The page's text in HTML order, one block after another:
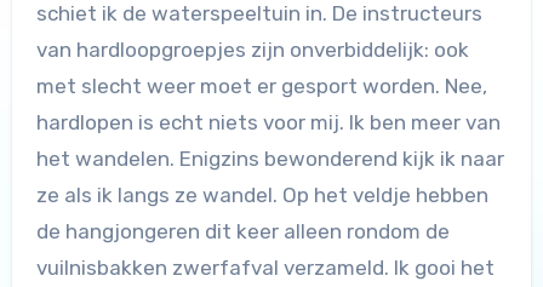
schiet ik de waterspeeltuin in. De instructeurs
van hardloopgroepjes zijn onverbiddelijk: ook
met slecht weer moet er gesport worden. Nee,
hardlopen is echt niets voor mij. Ik ben meer van
het wandelen. Enigzins bewonderend kijk ik naar
ze als ik langs ze wandel. Op het veldje hebben
de hangjongeren dit keer alleen rondom de
vuilnisbakken zwerfafval verzameld. Ik gooi het